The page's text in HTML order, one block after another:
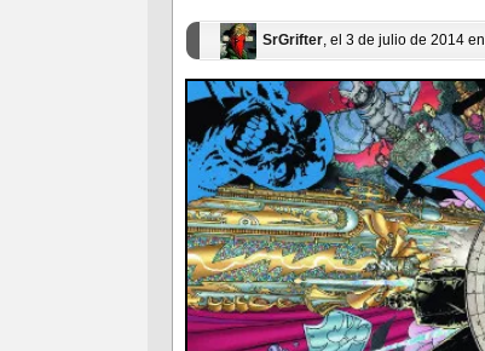
SrGrifter, el 3 de julio de 2014 en